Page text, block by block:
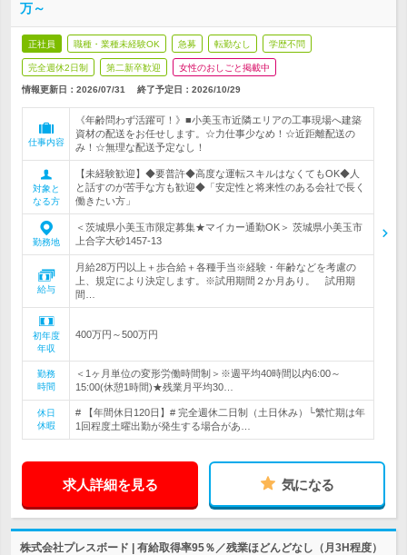
万～
正社員 職種・業種未経験OK 急募 転勤なし 学歴不問
完全週休2日制 第二新卒歓迎 女性のおしごと掲載中
情報更新日：2026/07/31 終了予定日： 2026/10/29
仕事内容
《年齢問わず活躍可！》■小美玉市近隣エリアの工事現場へ建築
資材の配送をお任せします。☆力仕事少なめ！☆近距離配送の
み！☆無理な配送予定なし！
対象と
なる方
【未経験歓迎】◆要普許◆高度な運転スキルはなくてもOK◆人
と話すのが苦手な方も歓迎◆「安定性と将来性のある会社で長く
働きたい方」
勤務地
＜茨城県小美玉市限定募集★マイカー通勤OK＞ 茨城県小美玉市
上合字大砂1457-13
給与
月給28万円以上＋歩合給＋各種手当※経験・年齢などを考慮の
上、規定により決定します。※試用期間２か月あり。 試用期
間…
初年度
年収
400万円～500万円
勤務
時間
＜1ヶ月単位の変形労働時間制＞※週平均40時間以内6:00～
15:00(休憩1時間)★残業月平均30…
休日
休暇
# 【年間休日120日】# 完全週休二日制（土日休み）└繁忙期は年
1回程度土曜出勤が発生する場合があ…
求人詳細を見る 気になる
株式会社プレスボード | 有給取得率95％／残業ほどんどなし（月3H程度）